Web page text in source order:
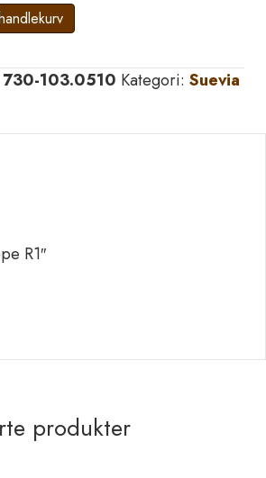
730-103.0510 Kategori: Suevia
R1″
produkter